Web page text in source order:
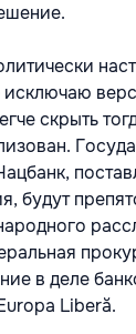
скрыть
будут
в деле
Liberă.